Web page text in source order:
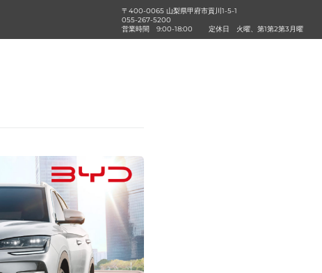
〒400-0065 山梨県甲府市貢川1-5-1
055-267-5200
営業時間
9:00-18:00 定休日 火曜、第1第2第3月曜